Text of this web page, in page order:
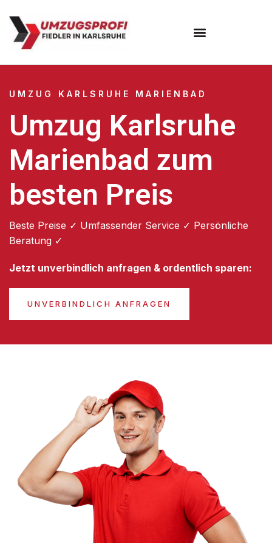
UMZUG KARLSRUHE MARIENBAD
Umzug Karlsruhe
Marienbad zum
besten Preis
Beste Preise ✓ Umfassender Service ✓ Persönliche
Beratung ✓
Jetzt unverbindlich anfragen & ordentlich sparen:
UNVERBINDLICH ANFRAGEN